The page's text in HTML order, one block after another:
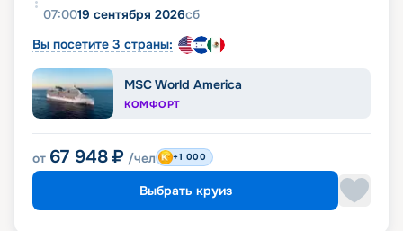
07:0019 сентября 2026сб
Вы посетите 3 страны:
MSC World America
КОМФОРТ
от 67 948 ₽ /чел +1 000
Выбрать круиз